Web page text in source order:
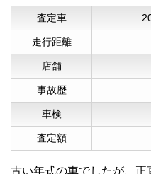
査定車
走行距離
店舗
事故歴
車検
査定額
古い年式の車でしたが、